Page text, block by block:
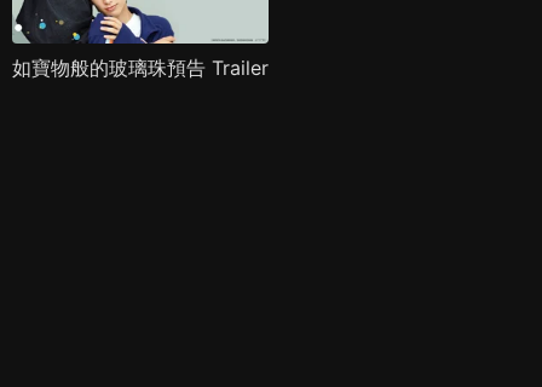
如寶物般的玻璃珠預告 Trailer